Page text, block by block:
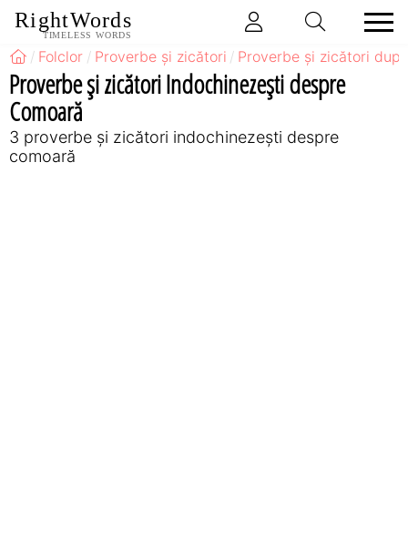
RightWords
TIMELESS WORDS
Folclor Proverbe și zicători Proverbe și zicători
Proverbe și zicători Indochinezeşti despre
Comoară
3 proverbe și zicători indochinezeşti despre
comoară